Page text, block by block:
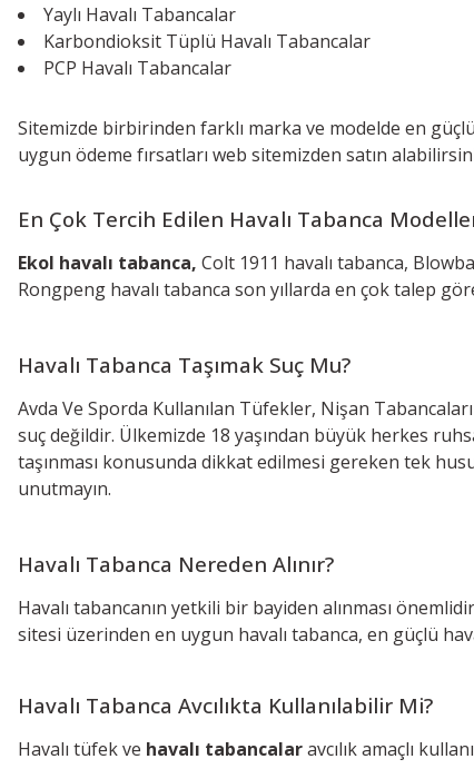
Yaylı Havalı Tabancalar
Karbondioksit Tüplü Havalı Tabancalar
PCP Havalı Tabancalar
Sitemizde birbirinden farklı marka ve modelde en
uygun ödeme fırsatları web sitemizden satın
En Çok Tercih Edilen Havalı Tabanca
Ekol havalı tabanca, Colt 1911 havalı tabanca,
Rongpeng havalı tabanca son yıllarda en çok talep
Havalı Tabanca Taşımak Suç Mu?
Avda Ve Sporda Kullanılan Tüfekler, Nişan Tabancaları
suç değildir. Ülkemizde 18 yaşından büyük herkes
taşınması konusunda dikkat edilmesi gereken tek
unutmayın.
Havalı Tabanca Nereden Alınır?
Havalı tabancanın yetkili bir bayiden alınması
sitesi üzerinden en uygun havalı tabanca, en güçlü
Havalı Tabanca Avcılıkta Kullanılabilir Mi?
Havalı tüfek ve havalı tabancalaravcılık amaçlı